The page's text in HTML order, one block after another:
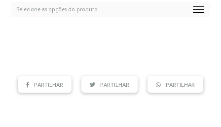
PARTILHAR PARTILHAR PARTILHAR